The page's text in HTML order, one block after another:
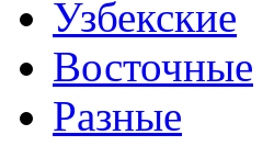
Узбекские
Восточные
Разные